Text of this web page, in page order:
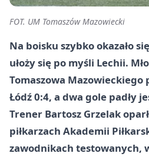
FOT. UM Tomaszów Mazowiecki
Na boisku szybko okazało
ułoży się po myśli Lechii.
Tomaszowa Mazowieckiego
Łódź 0:4, a dwa gole padły
Trener Bartosz Grzelak
piłkarzach Akademii
zawodnikach testowanych,